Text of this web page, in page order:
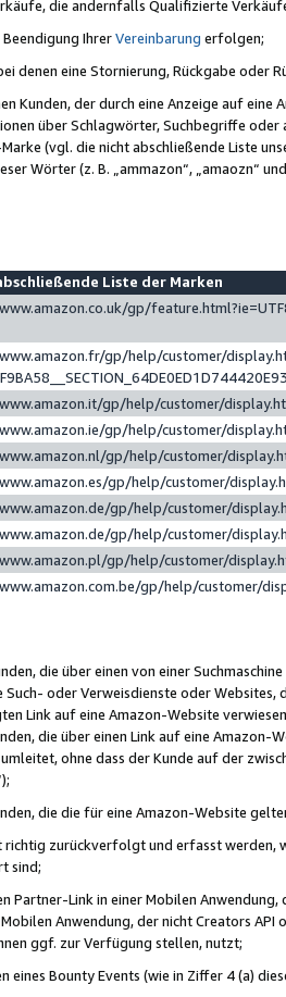
die andernfalls Qualifizierte
IhrerVereinbarung erfolgen;
denen eine Stornierung, Rückgabe oder
Kunden, der durch eine Anzeige auf
über Schlagwörter, Suchbegriffe
(vgl. die nicht abschließende Liste
Wörter (z. B. „ammazon“, „amaozn“
Liste der Marken
gp/
gp/help/customer/
gp/help/customer/
gp/help/customer/
gp/help/customer/
gp/help/customer/
gp/help/customer/
gp/help/customer/
gp/help/customer/
gp/help/customer/
die über einen von einer
oder Verweisdienste oder Websites,
Link auf eine Amazon-Website
die über einen Link auf eine
ohne dass der Kunde auf der
die die für eine Amazon-Website
zurückverfolgt und erfasst werden,
sind;
Partner-Link in einer Mobilen
Anwendung, der nicht Creators
ggf. zur Verfügung stellen, nutzt;
eines Bounty Events (wie in Ziffer 4 (a)